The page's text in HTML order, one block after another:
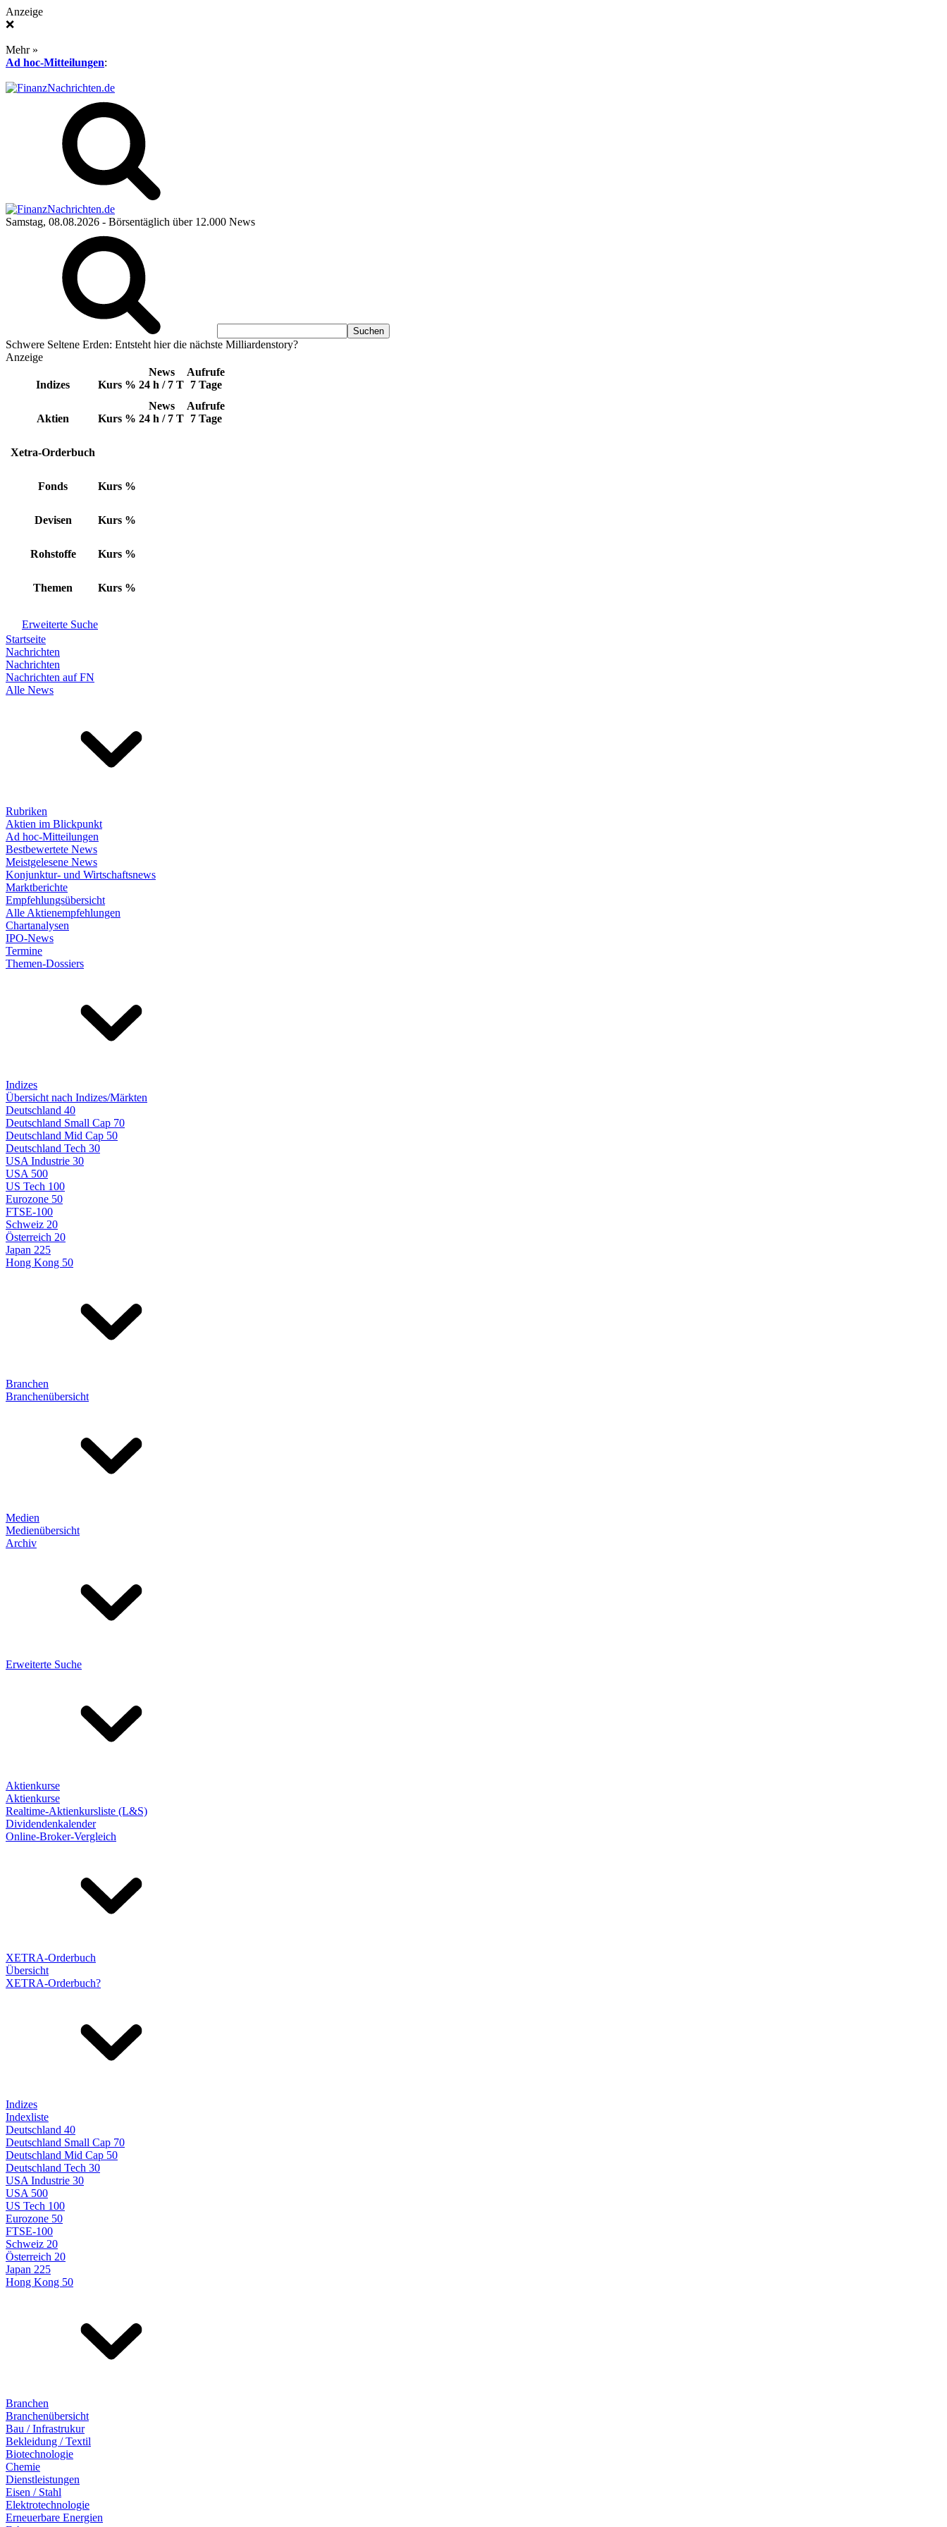
Anzeige
❌
Mehr »
Ad hoc-Mitteilungen:
Samstag, 08.08.2026 - Börsentäglich über 12.000 News
Schwere Seltene Erden: Entsteht hier die nächste Milliardenstory?
Anzeige
Indizes Kurs %
News
24 h / 7 T
Aufrufe
7 Tage
Aktien Kurs %
News
24 h / 7 T
Aufrufe
7 Tage
Xetra-Orderbuch
Fonds Kurs %
Devisen Kurs %
Rohstoffe Kurs %
Themen Kurs %
Erweiterte Suche
Startseite
Nachrichten
Nachrichten
Nachrichten auf FN
Alle News
Rubriken
Aktien im Blickpunkt
Ad hoc-Mitteilungen
Bestbewertete News
Meistgelesene News
Konjunktur- und Wirtschaftsnews
Marktberichte
Empfehlungsübersicht
Alle Aktienempfehlungen
Chartanalysen
IPO-News
Termine
Themen-Dossiers
Indizes
Übersicht nach Indizes/Märkten
Deutschland 40
Deutschland Small Cap 70
Deutschland Mid Cap 50
Deutschland Tech 30
USA Industrie 30
USA 500
US Tech 100
Eurozone 50
FTSE-100
Schweiz 20
Österreich 20
Japan 225
Hong Kong 50
Branchen
Branchenübersicht
Medien
Medienübersicht
Archiv
Erweiterte Suche
Aktienkurse
Aktienkurse
Realtime-Aktienkursliste (L&S)
Dividendenkalender
Online-Broker-Vergleich
XETRA-Orderbuch
Übersicht
XETRA-Orderbuch?
Indizes
Indexliste
Deutschland 40
Deutschland Small Cap 70
Deutschland Mid Cap 50
Deutschland Tech 30
USA Industrie 30
USA 500
US Tech 100
Eurozone 50
FTSE-100
Schweiz 20
Österreich 20
Japan 225
Hong Kong 50
Branchen
Branchenübersicht
Bau / Infrastrukur
Bekleidung / Textil
Biotechnologie
Chemie
Dienstleistungen
Eisen / Stahl
Elektrotechnologie
Erneuerbare Energien